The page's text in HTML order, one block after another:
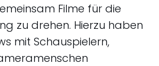
Filme für die
zu drehen. Hierzu haben
mit Schauspielern,